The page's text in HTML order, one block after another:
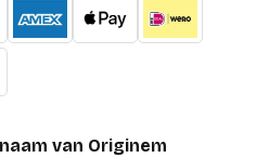
van Originem